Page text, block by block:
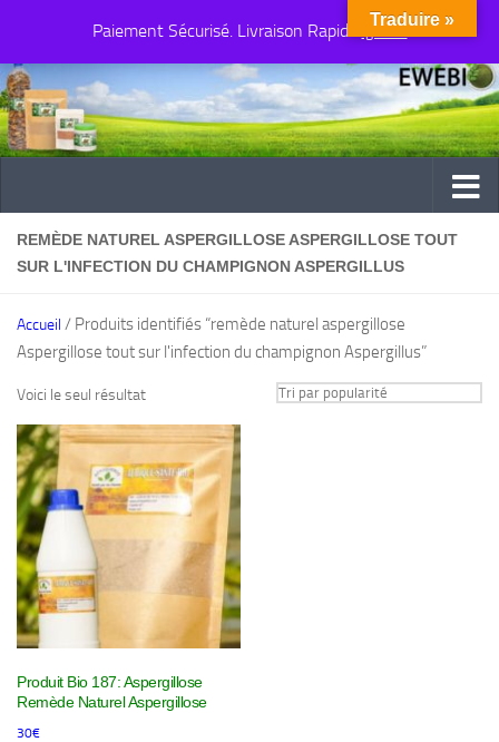
Paiement Sécurisé. Livraison Rapide Ignorer
Au dessous du contenu
REMÈDE NATUREL ASPERGILLOSE ASPERGILLOSE TOUT
SUR L'INFECTION DU CHAMPIGNON ASPERGILLUS
Accueil / Produits identifiés “remède naturel aspergillose
Aspergillose tout sur l'infection du champignon Aspergillus”
Voici le seul résultat
Produit Bio 187: Aspergillose
Remède Naturel Aspergillose
30€
Traduire »